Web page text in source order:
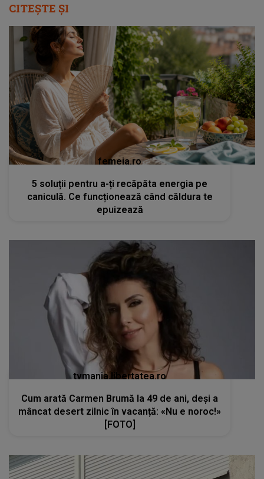
CITEȘTE ȘI
femeia.ro
5 soluții pentru a-ți recăpăta energia pe
caniculă. Ce funcționează când căldura te
epuizează
tvmania.libertatea.ro
Cum arată Carmen Brumă la 49 de ani, deși a
mâncat desert zilnic în vacanță: «Nu e noroc!»
[FOTO]